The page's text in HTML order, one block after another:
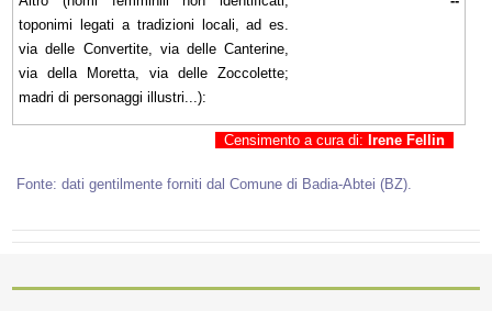
toponimi legati a tradizioni locali, ad es.
via delle Convertite, via delle Canterine,
via della Moretta, via delle Zoccolette;
madri di personaggi illustri...):
Censimento a cura di: Irene Fellin
Fonte: dati gentilmente forniti dal Comune di Badia-Abtei (BZ).